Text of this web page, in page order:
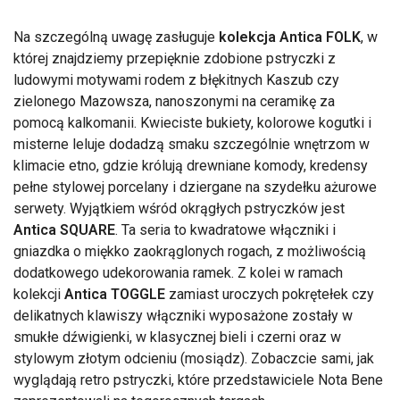
Na szczególną uwagę zasługuje kolekcja Antica FOLK, w
której znajdziemy przepięknie zdobione pstryczki z
ludowymi motywami rodem z błękitnych Kaszub czy
zielonego Mazowsza, nanoszonymi na ceramikę za
pomocą kalkomanii. Kwieciste bukiety, kolorowe kogutki i
misterne leluje dodadzą smaku szczególnie wnętrzom w
klimacie etno, gdzie królują drewniane komody, kredensy
pełne stylowej porcelany i dziergane na szydełku ażurowe
serwety. Wyjątkiem wśród okrągłych pstryczków jest
Antica SQUARE. Ta seria to kwadratowe włączniki i
gniazdka o miękko zaokrąglonych rogach, z możliwością
dodatkowego udekorowania ramek. Z kolei w ramach
kolekcji Antica TOGGLE zamiast uroczych pokrętełek czy
delikatnych klawiszy włączniki wyposażone zostały w
smukłe dźwigienki, w klasycznej bieli i czerni oraz w
stylowym złotym odcieniu (mosiądz). Zobaczcie sami, jak
wyglądają retro pstryczki, które przedstawiciele Nota Bene